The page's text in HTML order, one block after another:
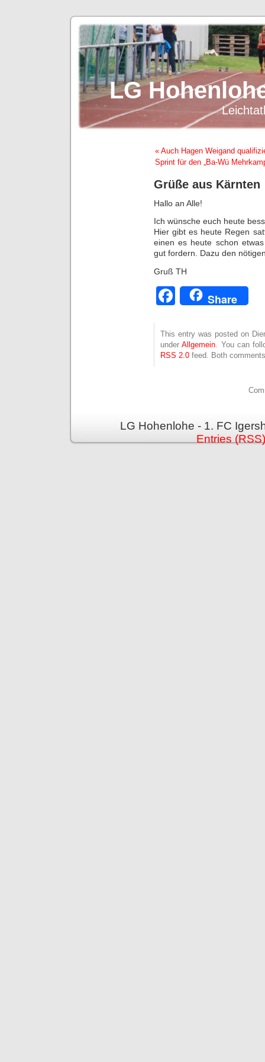
LG
« Auch Hagen Weigand
Sprint für den „Ba-Wü
Grüße aus Kärnten
Hallo an Alle!
Ich wünsche euch heute
Hier gibt es heute Regen
einen es heute schon
gut fordern. Dazu den
Gruß TH
Facebook
Share
This entry was posted on
underAllgemein . You can
RSS 2.0 feed. Both
LG Hohenlohe - 1. FC
Entries (RSS)